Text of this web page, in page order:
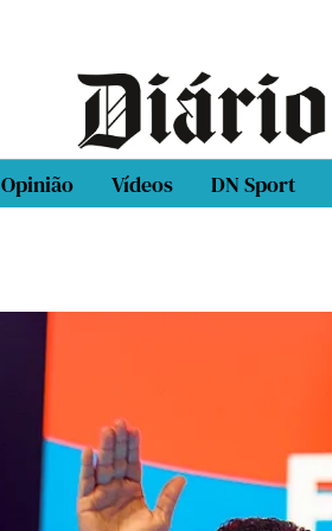
Opinião Vídeos DN Sport